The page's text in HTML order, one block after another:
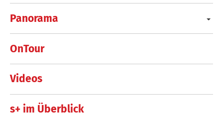
Panorama
OnTour
Videos
s+ im Überblick